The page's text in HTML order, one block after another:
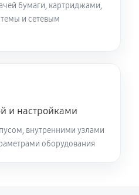
бумаги, картриджами,
и сетевым
и настройками
внутренними узлами
оборудования